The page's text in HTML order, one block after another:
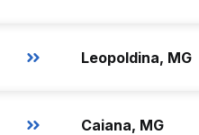
Leopoldina, MG
Caiana, MG